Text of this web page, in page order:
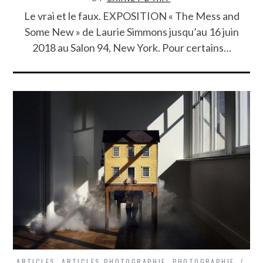
Le vrai et le faux. EXPOSITION « The Mess and
Some New » de Laurie Simmons jusqu’au 16 juin
2018 au Salon 94, New York. Pour certains…